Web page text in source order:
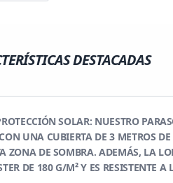
DESTACADAS
SOLAR: NUESTRO
UNA CUBIERTA DE 3 METROS
ZONA DE SOMBRA. ADEMÁS, LA
DE 180 G/M² Y ES RESISTENTE A